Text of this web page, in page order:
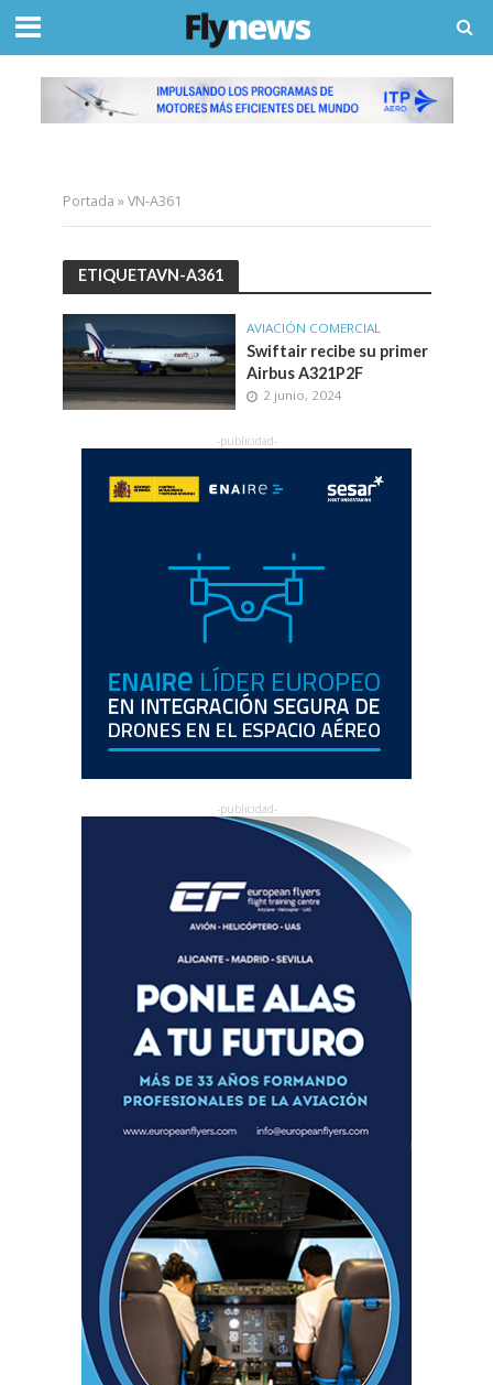
Portada »VN-A361
ETIQUETAVN-A361
AVIACIÓN COMERCIAL
Swiftair recibe su primer
Airbus A321P2F
2 junio, 2024